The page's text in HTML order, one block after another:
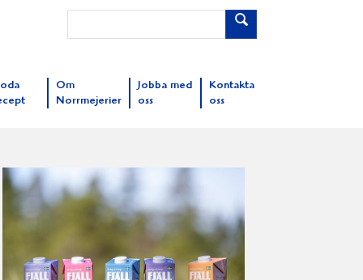
Om
Norrmejerier
Jobba med
oss
Kontakta
oss